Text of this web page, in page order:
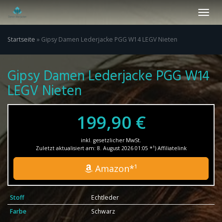
main
Startseite » Gipsy Damen Lederjacke PGG W14 LEGV Nieten
Gipsy Damen Lederjacke PGG W14
LEGV Nieten
199,90 €
inkl. gesetzlicher MwSt.
Zuletzt aktualisiert am: 8. August 2026 01:05 *¹) Affiliatelink
Amazon*¹
Stoff
Echtleder
Farbe
Schwarz